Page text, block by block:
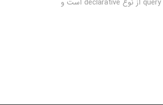
database و یک زبان query یکپارچه AQL (ArangoDB Query Language) از سه مدل داده پشتیبانی می کنند (key/value, documents, graphs). زبان query از نوع declarative است و